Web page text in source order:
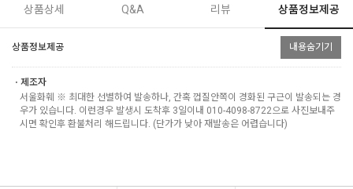
상품상세 Q&A 리뷰 상품정보제공
상품정보제공 내용숨기기
ㆍ제조자
서울화훼 ※ 최대한 선별하여 발송하나, 간혹 껍질안쪽이 경화된 구근이 발송되는 경
우가 있습니다. 이런경우 발생시 도착후 3일이내 010-4098-8722으로 사진보내주
시면 확인후 환불처리 해드립니다. (단가가 낮아 재발송은 어렵습니다)